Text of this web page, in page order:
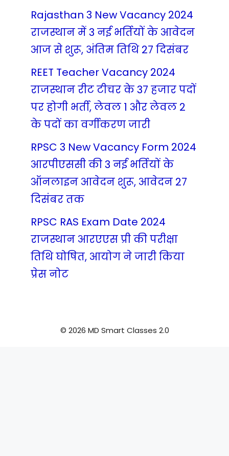
Rajasthan 3 New Vacancy 2024
राजस्थान में 3 नई भर्तियों के आवेदन
आज से शुरू, अंतिम तिथि 27 दिसंबर
REET Teacher Vacancy 2024
राजस्थान रीट टीचर के 37 हजार पदों
पर होगी भर्ती, लेवल 1 और लेवल 2
के पदों का वर्गीकरण जारी
RPSC 3 New Vacancy Form 2024
आरपीएससी की 3 नई भर्तियों के
ऑनलाइन आवेदन शुरू, आवेदन 27
दिसंबर तक
RPSC RAS Exam Date 2024
राजस्थान आरएएस प्री की परीक्षा
तिथि घोषित, आयोग ने जारी किया
प्रेस नोट
© 2026 MD Smart Classes 2.0